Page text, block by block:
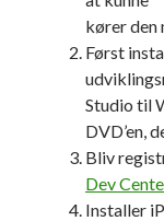
kører den
Først
Studio til
DVD’en,
Bliv
Dev
Installer